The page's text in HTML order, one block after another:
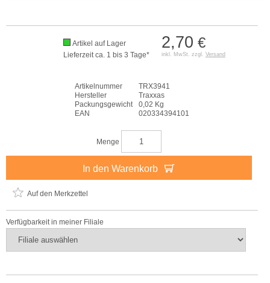
2,70 €
inkl. MwSt. zzgl. Versand
Artikel auf Lager
Lieferzeit ca. 1 bis 3 Tage*
Artikelnummer
TRX3941
Hersteller
Traxxas
Packungsgewicht
0,02 Kg
EAN
020334394101
Menge
In den Warenkorb
Auf den Merkzettel
Verfügbarkeit in meiner Filiale